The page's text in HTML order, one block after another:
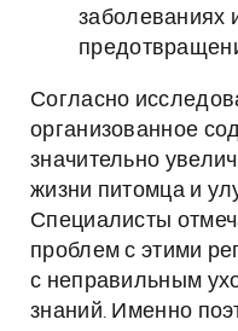
заболеваниях
Согласно
организованное
значительно
жизни питомца и
Специалисты
проблем с этими
с неправильным
знаний. Именно